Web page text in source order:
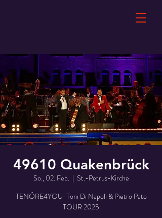
49610 Quakenbrück
So., 02. Feb.
  |
St.-Petrus-Kirche
TENÖRE4YOU-Toni Di Napoli & Pietro Pato
TOUR 2025